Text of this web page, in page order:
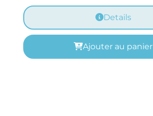
Details
Ajouter au panier